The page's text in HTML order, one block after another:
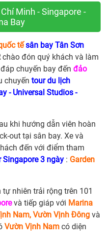
Minh - Singapore -
Bay
tế sân bay Tân Sơn
chào đón quý khách và làm
chuyến bay đến đảo
chuyến tour du lịch
- Universal Studios -
khi hướng dẫn viên hoàn
out tại sân bay. Xe và
đến với điểm tham
Singapore 3 ngày : Garden
tự nhiên trải rộng trên 101
và tiếp giáp với Marina
Nam, Vườn Vịnh Đông và
Vườn Vịnh Nam có diện